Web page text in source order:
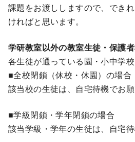
課題をお渡ししますので、でき
ければと思います。
学研教室以外の教室生徒・保護
各生徒が通っている園・小中学
■全校閉鎖（休校・休園）の場合
該当校の生徒は、自宅待機でお願
■学級閉鎖・学年閉鎖の場合
該当学級・学年の生徒は、自宅待